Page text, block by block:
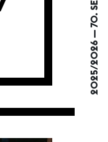
2025/2026 — 70. SEZONA